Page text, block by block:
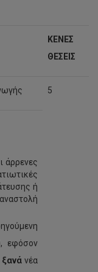
ΚΕΝΕΣ
ΘΕΣΕΙΣ
5
άρρενες
ή
εφόσον
ξανάνέα